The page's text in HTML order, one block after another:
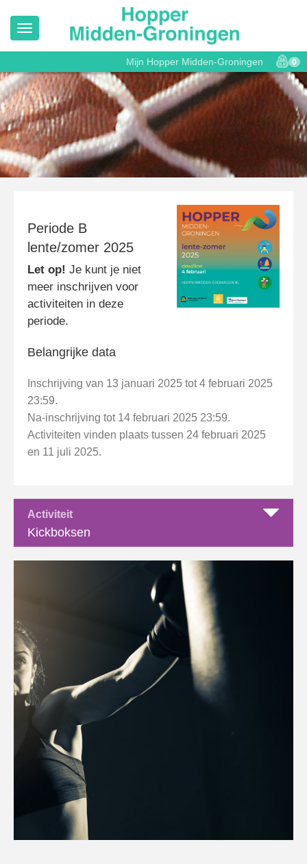
Mijn Hopper Midden-Groningen 0
Periode B
lente/zomer 2025
Let op! Je kunt je niet
meer inschrijven voor
activiteiten in deze
periode.
Belangrijke data
Inschrijving van 13 januari 2025 tot 4 februari 2025
23:59.
Na-inschrijving tot 14 februari 2025 23:59.
Activiteiten vinden plaats tussen 24 februari 2025
en 11 juli 2025.
Activiteit
Kickboksen